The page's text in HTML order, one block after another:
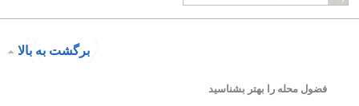
۲۸
برگشت به بالا
فضول محله را بهتر بشناسید